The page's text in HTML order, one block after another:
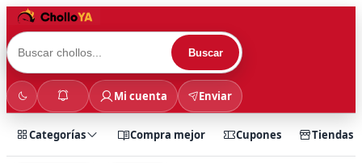
Buscar
Mi cuenta Enviar
Categorías Compra mejor Cupones Tiendas